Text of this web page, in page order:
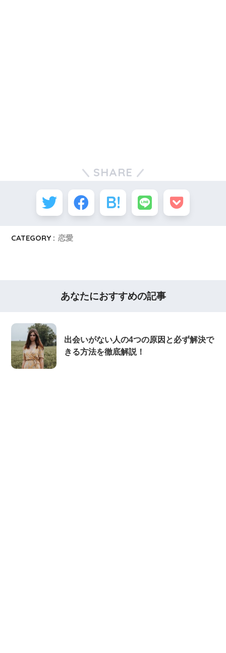
SHARE
CATEGORY : 恋愛
あなたにおすすめの記事
出会いがない人の4つの原因と必ず解決で
きる方法を徹底解説！